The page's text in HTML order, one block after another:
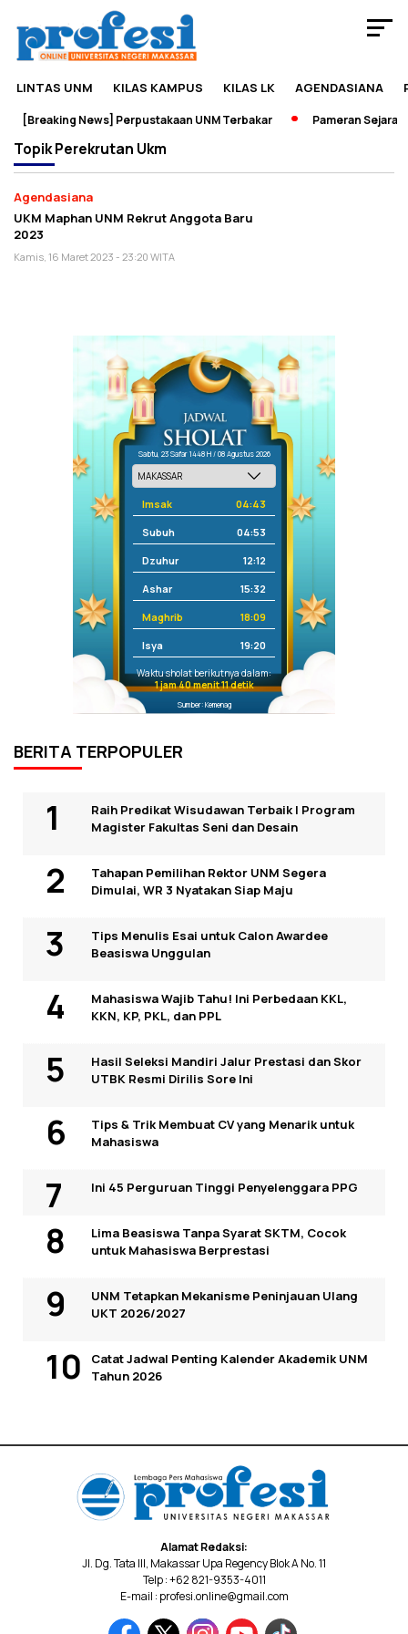
LINTAS UNM KILAS KAMPUS KILAS LK AGENDASIANA
[Breaking News] Perpustakaan UNM Terbakar Pameran Sejarah
TopikPerekrutan Ukm
Agendasiana
UKM Maphan UNM Rekrut Anggota Baru
2023
Kamis, 16 Maret 2023 - 23:20 WITA
Sabtu, 23 Safar 1448 H / 08 Agustus 2026
Imsak 04:43
Subuh 04:53
Dzuhur 12:12
Ashar 15:32
Maghrib 18:09
Isya 19:20
Waktu sholat berikutnya dalam:
1 jam 40 menit 11 detik
Sumber: Kemenag
BERITA TERPOPULER
Raih Predikat Wisudawan Terbaik I Program
Magister Fakultas Seni dan Desain
Tahapan Pemilihan Rektor UNM Segera
Dimulai, WR 3 Nyatakan Siap Maju
Tips Menulis Esai untuk Calon Awardee
Beasiswa Unggulan
Mahasiswa Wajib Tahu! Ini Perbedaan KKL,
KKN, KP, PKL, dan PPL
Hasil Seleksi Mandiri Jalur Prestasi dan Skor
UTBK Resmi Dirilis Sore Ini
Tips & Trik Membuat CV yang Menarik untuk
Mahasiswa
Ini 45 Perguruan Tinggi Penyelenggara PPG
Lima Beasiswa Tanpa Syarat SKTM, Cocok
untuk Mahasiswa Berprestasi
UNM Tetapkan Mekanisme Peninjauan Ulang
UKT 2026/2027
Catat Jadwal Penting Kalender Akademik UNM
Tahun 2026
Alamat Redaksi:
Jl. Dg. Tata III, Makassar Upa Regency Blok A No. 11
Telp : +62 821-9353-4011
E-mail : profesi.online@gmail.com